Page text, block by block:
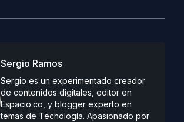
Sergio Ramos
Sergio es un experimentado creador
de contenidos digitales, editor en
Espacio.co, y blogger experto en
temas de Tecnología. Apasionado por